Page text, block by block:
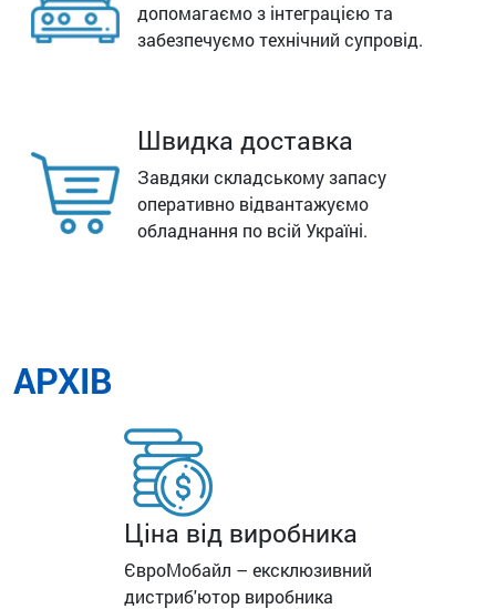
допомагаємо з інтеграцією та
забезпечуємо технічний супровід.
Швидка доставка
Завдяки складському запасу
оперативно відвантажуємо
обладнання по всій Україні.
АРХІВ
Ціна від виробника
ЄвроМобайл – ексклюзивний
дистриб'ютор виробника